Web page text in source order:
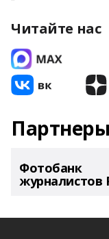
Читайте нас
Партнеры
Фотобанк
журналистов